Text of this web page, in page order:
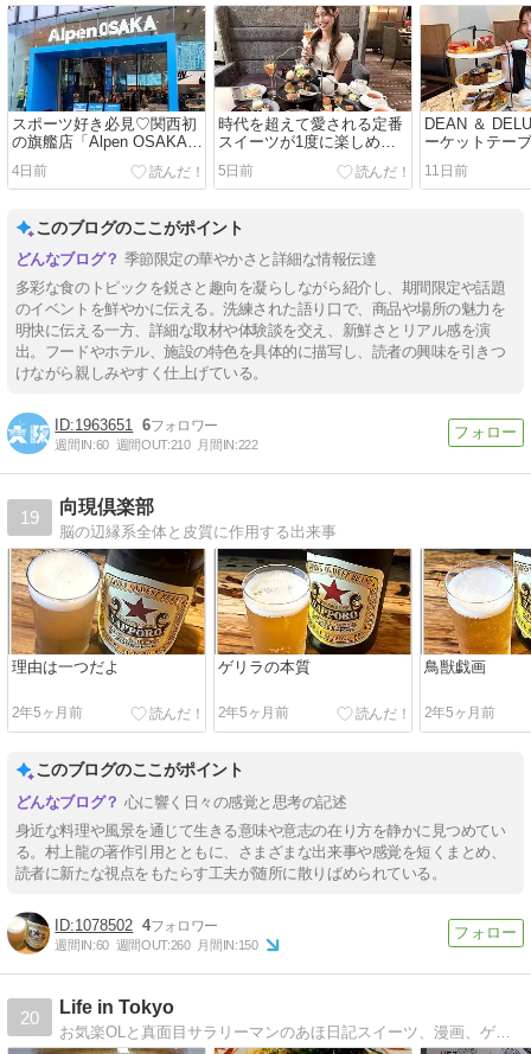
スポーツ好き必見♡関西初
の旗艦店「Alpen OSAKA」
が梅田・茶屋町に誕生！
【8/7】
4日前
時代を超えて愛される定番
スイーツが1度に楽しめる
「アフタヌーンティーセッ
ト ～レトロ～」＠ホテルグ
5日前
DEAN ＆
ーケットテー
『Tangentes
タヌーンティ
11日前
このブログのここがポイント
季節限定の華やかさと詳細な情報伝達
多彩な食のトピックを鋭さと趣向を凝らしながら紹介し、期間限定や話題
のイベントを鮮やかに伝える。洗練された語り口で、商品や場所の魅力を
明快に伝える一方、詳細な取材や体験談を交え、新鮮さとリアル感を演
出。フードやホテル、施設の特色を具体的に描写し、読者の興味を引きつ
けながら親しみやすく仕上げている。
1963651 6
週間IN:60 週間OUT:210 月間IN:222
19
向現倶楽部
脳の辺縁系全体と皮質に作用する出来事
理由は一つだよ
2年5ヶ月前
ゲリラの本質
2年5ヶ月前
鳥獣戯画
2年5ヶ月前
このブログのここがポイント
心に響く日々の感覚と思考の記述
身近な料理や風景を通じて生きる意味や意志の在り方を静かに見つめてい
る。村上龍の著作引用とともに、さまざまな出来事や感覚を短くまとめ、
読者に新たな視点をもたらす工夫が随所に散りばめられている。
1078502 4
週間IN:60 週間OUT:260 月間IN:150
20
Life in Tokyo
お気楽OLと真面目サラリーマンのあほ日記スイーツ、漫画、ゲーム、旅行などに偏りがあります。